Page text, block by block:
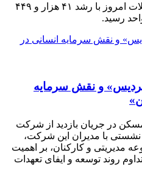
شاخص کل بورس در پایان معاملات امروز با رشد ۴۱ هزار و ۴۴۹
و نقش سرمایه
در جریان بازدید از شرکت
با مدیران این شرکت،
مدیریتی و کارکنان، بر اهمیت
روند توسعه و ایفای تعهدات